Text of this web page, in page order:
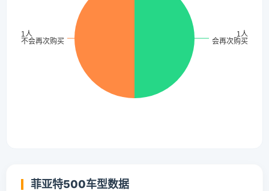
菲亚特500车型数据